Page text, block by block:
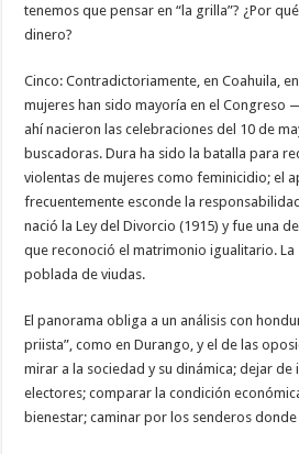
tenemos que pensar en “la grilla”? ¿Por
dinero?
Cinco: Contradictoriamente, en Coahuila,
mujeres han sido mayoría en el
ahí nacieron las celebraciones del 10 de
buscadoras. Dura ha sido la batalla para
violentas de mujeres como feminicidio; el
frecuentemente esconde la
nació la Ley del Divorcio (1915) y fue una
que reconoció el matrimonio igualitario.
poblada de viudas.
El panorama obliga a un análisis con
priista”, como en Durango, y el de las
mirar a la sociedad y su dinámica; dejar de
electores; comparar la condición
bienestar; caminar por los senderos